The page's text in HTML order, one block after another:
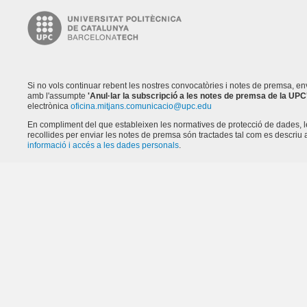
Si no vols continuar rebent les nostres convocatòries i notes de premsa,
amb l'assumpte 'Anul·lar la subscripció a les notes de premsa de la
electrònica oficina.mitjans.comunicacio@upc.edu
En compliment del que estableixen les normatives de protecció de dades,
recollides per enviar les notes de premsa són tractades tal com es descriu
informació i accés a les dades personals.